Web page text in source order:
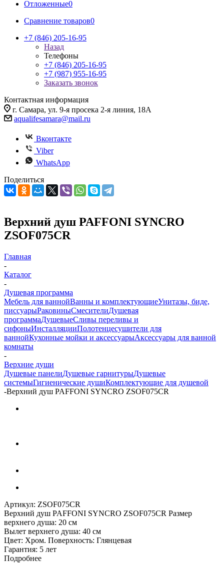
Отложенные0
Сравнение товаров0
+7 (846) 205-16-95
Назад
Телефоны
+7 (846) 205-16-95
+7 (987) 955-16-95
Заказать звонок
Контактная информация
г. Самара, ул. 9-я просека 2-я линия, 18А
aqualifesamara@mail.ru
Вконтакте
Viber
WhatsApp
Поделиться
Верхний душ PAFFONI SYNCRO
ZSOF075CR
Главная
-
Каталог
-
Душевая программа
Мебель для ваннойВанны и комплектующиеУнитазы, биде,
писсуарыРаковиныСмесителиДушевая
программаДушевыеСливы переливы и
сифоныИнсталляцииПолотенцесушители для
ваннойКухонные мойки и аксессуарыАксессуары для ванной
комнаты
-
Верхние души
Душевые панелиДушевые гарнитурыДушевые
системыГигиенические душиКомплектующие для душевой
-Верхний душ PAFFONI SYNCRO ZSOF075CR
Артикул: ZSOF075CR
Верхний душ PAFFONI SYNCRO ZSOF075CR Размер
верхнего душа: 20 см
Вылет верхнего душа: 40 см
Цвет: Хром. Поверхность: Глянцевая
Гарантия: 5 лет
Подробнее